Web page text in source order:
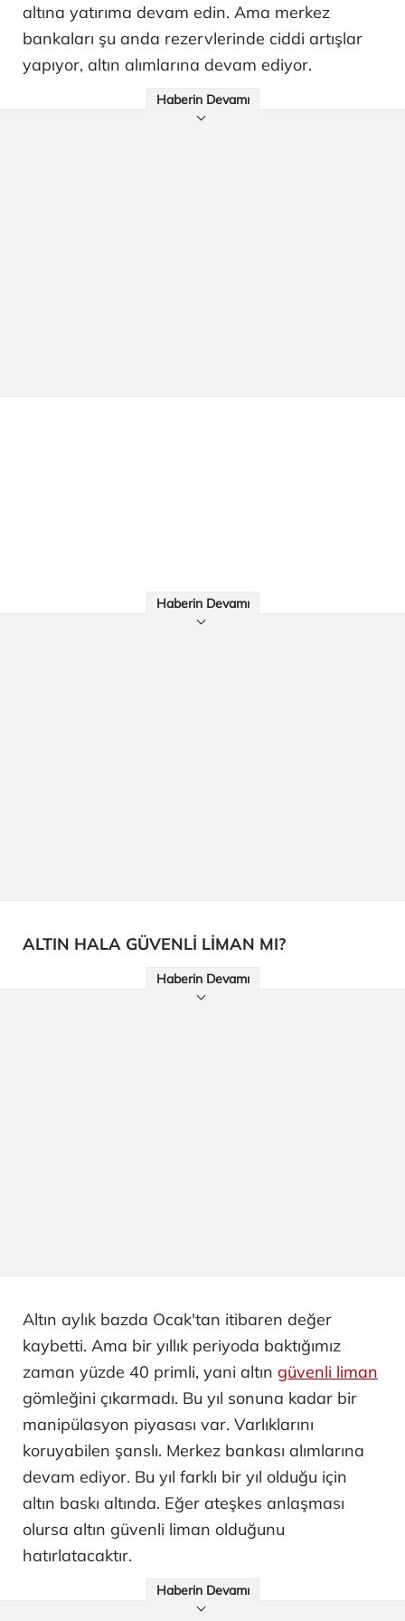
altına yatırıma devam edin. Ama merkez
bankaları şu anda rezervlerinde ciddi artışlar
yapıyor, altın alımlarına devam ediyor.
Haberin Devamı
Haberin Devamı
ALTIN HALA GÜVENLİ LİMAN MI?
Haberin Devamı
Altın aylık bazda Ocak'tan itibaren değer
kaybetti. Ama bir yıllık periyoda baktığımız
zaman yüzde 40 primli, yani altın güvenli liman
gömleğini çıkarmadı. Bu yıl sonuna kadar bir
manipülasyon piyasası var. Varlıklarını
koruyabilen şanslı. Merkez bankası alımlarına
devam ediyor. Bu yıl farklı bir yıl olduğu için
altın baskı altında. Eğer ateşkes anlaşması
olursa altın güvenli liman olduğunu
hatırlatacaktır.
Haberin Devamı